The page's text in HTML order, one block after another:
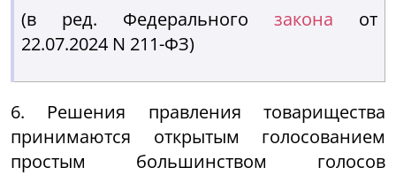
(в ред. Федерального закона от
22.07.2024 N 211-ФЗ)
6. Решения правления товарищества
принимаются открытым голосованием
простым большинством голосов